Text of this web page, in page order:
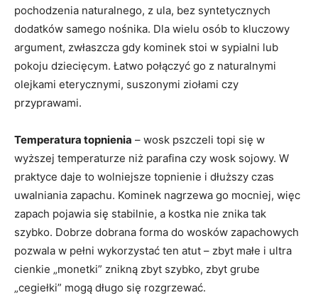
pochodzenia naturalnego, z ula, bez syntetycznych
dodatków samego nośnika. Dla wielu osób to kluczowy
argument, zwłaszcza gdy kominek stoi w sypialni lub
pokoju dziecięcym. Łatwo połączyć go z naturalnymi
olejkami eterycznymi, suszonymi ziołami czy
przyprawami.
Temperatura topnienia – wosk pszczeli topi się w
wyższej temperaturze niż parafina czy wosk sojowy. W
praktyce daje to wolniejsze topnienie i dłuższy czas
uwalniania zapachu. Kominek nagrzewa go mocniej, więc
zapach pojawia się stabilnie, a kostka nie znika tak
szybko. Dobrze dobrana forma do wosków zapachowych
pozwala w pełni wykorzystać ten atut – zbyt małe i ultra
cienkie „monetki” znikną zbyt szybko, zbyt grube
„cegiełki” mogą długo się rozgrzewać.